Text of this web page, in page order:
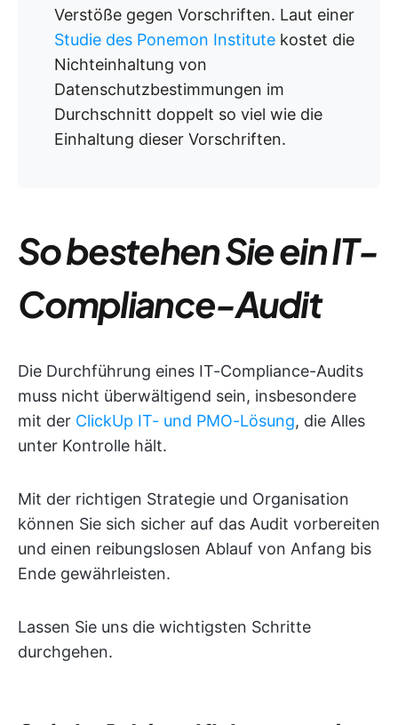
Verstöße gegen Vorschriften. Laut einer
Studie des Ponemon Institute kostet die
Nichteinhaltung von
Datenschutzbestimmungen im
Durchschnitt doppelt so viel wie die
Einhaltung dieser Vorschriften.
So bestehen Sie ein IT-
Compliance-Audit
Die Durchführung eines IT-Compliance-Audits
muss nicht überwältigend sein, insbesondere
mit der ClickUp IT- und PMO-Lösung, die Alles
unter Kontrolle hält.
Mit der richtigen Strategie und Organisation
können Sie sich sicher auf das Audit vorbereiten
und einen reibungslosen Ablauf von Anfang bis
Ende gewährleisten.
Lassen Sie uns die wichtigsten Schritte
durchgehen.